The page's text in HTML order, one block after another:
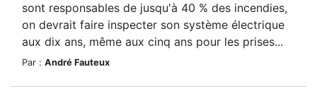
sont responsables de jusqu'à 40 % des incendies,
on devrait faire inspecter son système électrique
aux dix ans, même aux cinq ans pour les prises...
Par : André Fauteux